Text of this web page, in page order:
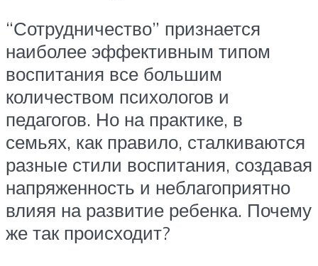
“Сотрудничество” признается
наиболее эффективным типом
воспитания все большим
количеством психологов и
педагогов. Но на практике, в
семьях, как правило, сталкиваются
разные стили воспитания, создавая
напряженность и неблагоприятно
влияя на развитие ребенка. Почему
же так происходит?